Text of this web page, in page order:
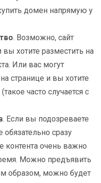
домен напрямую у
. Возможно, сайт
хотите разместить на
Или вас могут
странице и вы хотите
часто случается с
. Если вы подозреваете
обязательно сразу
контента очень важно
Можно предъявить
образом, можно будет